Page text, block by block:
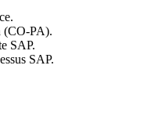
(CO-PA).
SAP.
SAP.